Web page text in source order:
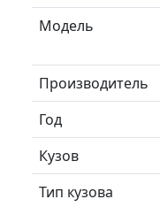
Модель
Производитель
Год
Кузов
Тип кузова